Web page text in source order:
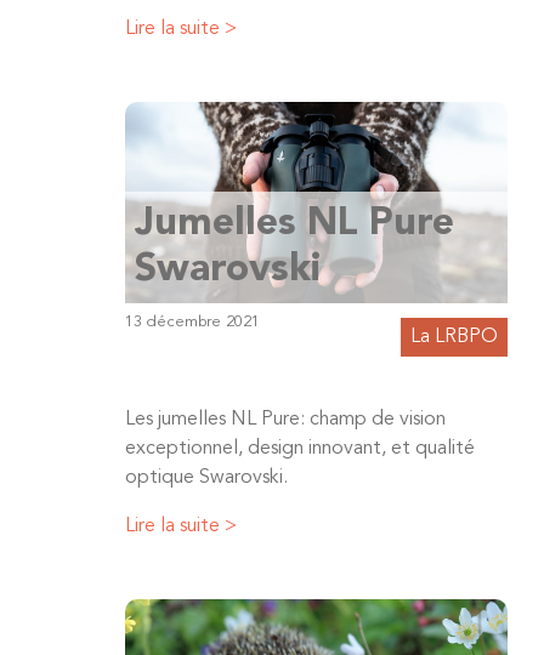
Lire la suite >
Jumelles NL Pure
Swarovski
13 décembre 2021
La LRBPO
Les jumelles NL Pure: champ de vision
exceptionnel, design innovant, et qualité
optique Swarovski.
Lire la suite >